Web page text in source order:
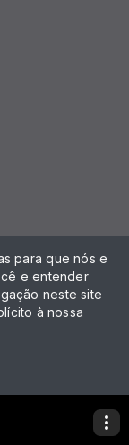
para que nós e
e entender
neste site
à nossa